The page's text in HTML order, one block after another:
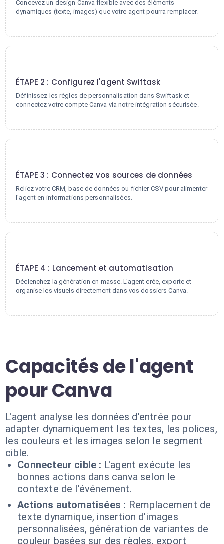
Concevez un design Canva flexible avec des éléments
dynamiques (texte, images) que votre agent pourra remplacer.
ÉTAPE 2 : Configurez l'agent Swiftask
Définissez les règles de personnalisation dans Swiftask et
connectez votre compte Canva via notre intégration sécurisée.
ÉTAPE 3 : Connectez vos sources de données
Reliez votre CRM, base de données ou fichier CSV pour alimenter
l'agent en informations personnalisées.
ÉTAPE 4 : Lancement et automatisation
Déclenchez la génération en masse. L'agent crée, exporte et
organise les visuels directement dans vos dossiers Canva.
Capacités de l'agent
pour Canva
L'agent analyse les données d'entrée pour
adapter dynamiquement les textes, les polices,
les couleurs et les images selon le segment
cible.
Connecteur cible : L'agent exécute les
bonnes actions dans canva selon le
contexte de l'événement.
Actions automatisées : Remplacement de
texte dynamique, insertion d'images
personnalisées, génération de variantes de
couleur basées sur des règles, export